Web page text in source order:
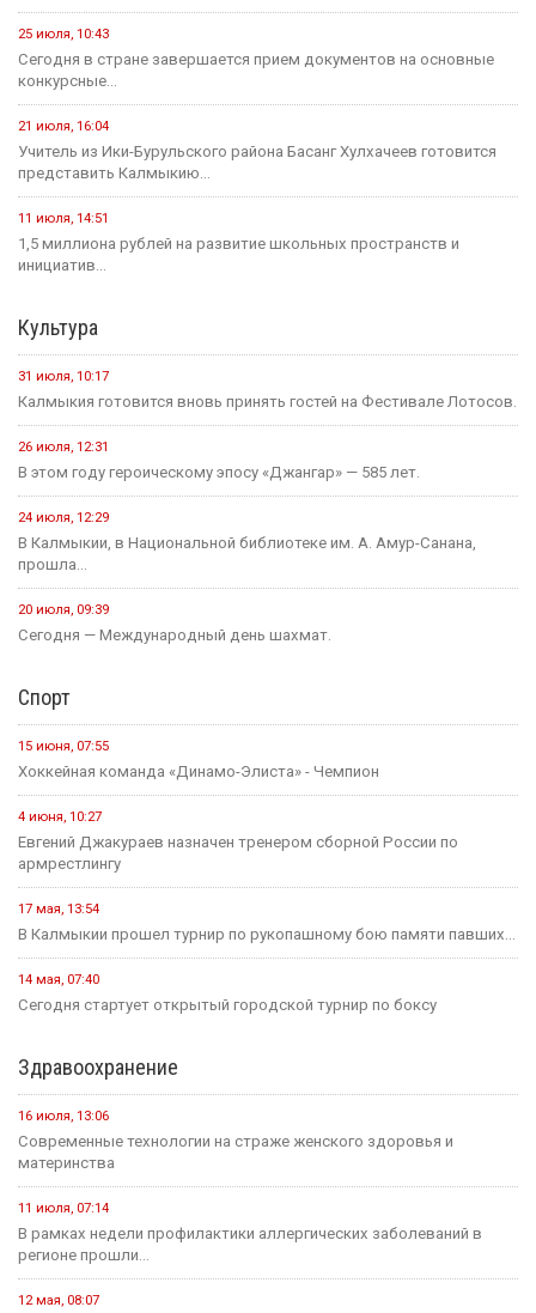
25 июля, 10:43
Сегодня в стране завершается прием документов на основные
конкурсные...
21 июля, 16:04
Учитель из Ики-Бурульского района Басанг Хулхачеев готовится
представить Калмыкию...
11 июля, 14:51
1,5 миллиона рублей на развитие школьных пространств и
инициатив...
Культура
31 июля, 10:17
Калмыкия готовится вновь принять гостей на Фестивале Лотосов.
26 июля, 12:31
В этом году героическому эпосу «Джангар» — 585 лет.
24 июля, 12:29
В Калмыкии, в Национальной библиотеке им. А. Амур-Санана,
прошла...
20 июля, 09:39
Сегодня — Международный день шахмат.
Спорт
15 июня, 07:55
Хоккейная команда «Динамо-Элиста» - Чемпион
4 июня, 10:27
Евгений Джакураев назначен тренером сборной России по
армрестлингу
17 мая, 13:54
В Калмыкии прошел турнир по рукопашному бою памяти павших...
14 мая, 07:40
Сегодня стартует открытый городской турнир по боксу
Здравоохранение
16 июля, 13:06
Современные технологии на страже женского здоровья и
материнства
11 июля, 07:14
В рамках недели профилактики аллергических заболеваний в
регионе прошли...
12 мая, 08:07